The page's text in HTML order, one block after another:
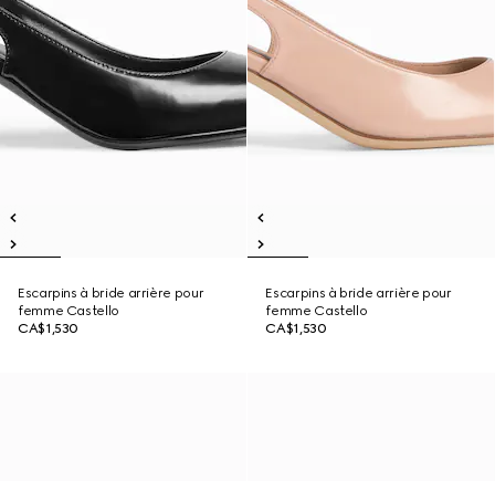
Escarpins à bride arrière pour
femme Castello
CA$1,530
Escarpins à bride arrière pour
femme Castello
CA$1,530